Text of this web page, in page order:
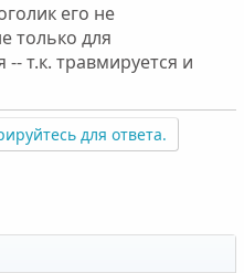
его не
только для
т.к. травмируется и
для ответа.
почта